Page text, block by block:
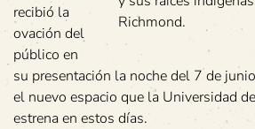
Richmond.
recibió la
ovación del
público en
su presentación la noche del 7 de
el nuevo espacio que la Universidad
estrena en estos días.